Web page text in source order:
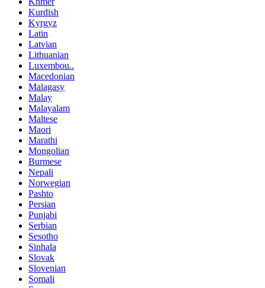
Kurdish
Kyrgyz
Latin
Latvian
Lithuanian
Luxembou..
Macedonian
Malagasy
Malay
Malayalam
Maltese
Maori
Marathi
Mongolian
Burmese
Nepali
Norwegian
Pashto
Persian
Punjabi
Serbian
Sesotho
Sinhala
Slovak
Slovenian
Somali